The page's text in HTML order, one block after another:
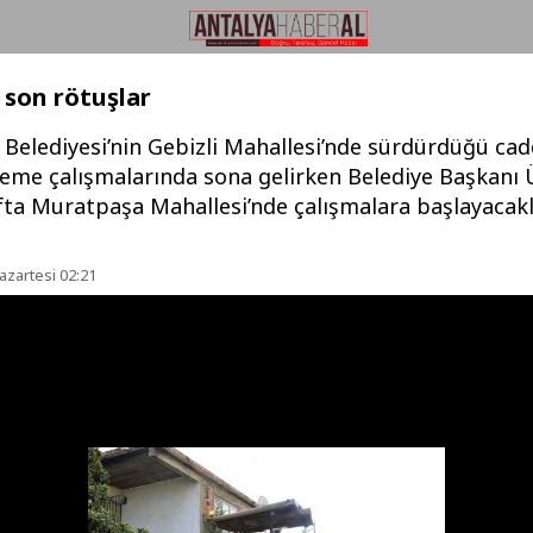
son rötuşlar
Gebizli Mahallesi’nde sürdürdüğü
çalışmalarında sona gelirken Belediye Başkanı
Muratpaşa Mahallesi’nde çalışmalara
02:21